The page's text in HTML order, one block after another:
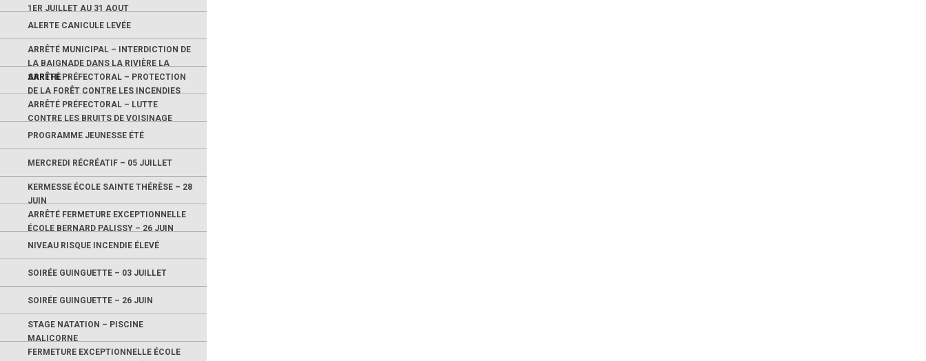
1ER JUILLET AU 31 AOUT
ALERTE CANICULE LEVÉE
ARRÊTÉ MUNICIPAL – INTERDICTION DE
LA BAIGNADE DANS LA RIVIÈRE LA
SARTHE
ARRÊTÉ PRÉFECTORAL – PROTECTION
DE LA FORÊT CONTRE LES INCENDIES
ARRÊTÉ PRÉFECTORAL – LUTTE
CONTRE LES BRUITS DE VOISINAGE
PROGRAMME JEUNESSE ÉTÉ
MERCREDI RÉCRÉATIF – 05 JUILLET
KERMESSE ÉCOLE SAINTE THÉRÈSE – 28
JUIN
ARRÊTÉ FERMETURE EXCEPTIONNELLE
ÉCOLE BERNARD PALISSY – 26 JUIN
NIVEAU RISQUE INCENDIE ÉLEVÉ
SOIRÉE GUINGUETTE – 03 JUILLET
SOIRÉE GUINGUETTE – 26 JUIN
STAGE NATATION – PISCINE
MALICORNE
FERMETURE EXCEPTIONNELLE ÉCOLE